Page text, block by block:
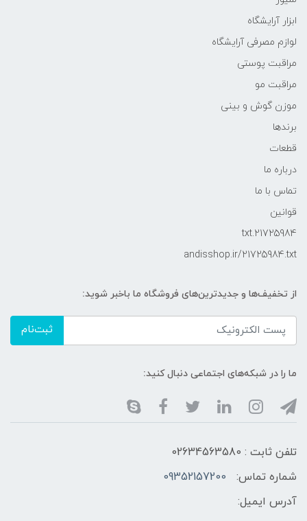
ابزار آرایشگاه
لوازم مصرفی آرایشگاه
مراقبت پوستی
مراقبت مو
موزن گوش و بینی
برندها
قطعات
درباره ما
تماس با ما
قوانین
21725984.txt
andisshop.ir/21725984.txt
از تخفیف‌ها و جدیدترین‌های فروشگاه ما باخبر شوید:
ثبت‌نام
ما را در شبکه‌های اجتماعی دنبال کنید:
تلفن ثابت : 02634563580
شماره تماس:
09352157200
آدرس ایمیل: